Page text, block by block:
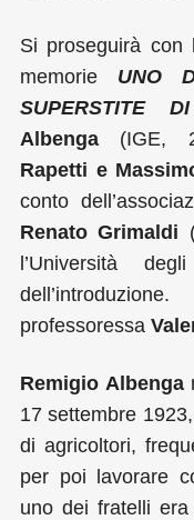
Si proseguirà con
memorie UNO
SUPERSTITE
Albenga(IGE,
Rapetti e
conto
Renato Grimaldi
l’Università
professoressa
Remigio Albenga
17 settembre
di agricoltori,
per poi lavorare
uno dei fratelli era